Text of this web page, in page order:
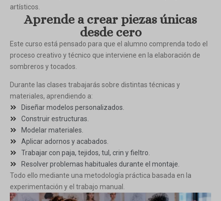
artísticos.
Aprende a crear piezas únicas
desde cero
Este curso está pensado para que el alumno comprenda todo el
proceso creativo y técnico que interviene en la elaboración de
sombreros y tocados.
Durante las clases trabajarás sobre distintas técnicas y
materiales, aprendiendo a:
Diseñar modelos personalizados.
Construir estructuras.
Modelar materiales.
Aplicar adornos y acabados.
Trabajar con paja, tejidos, tul, crin y fieltro.
Resolver problemas habituales durante el montaje.
Todo ello mediante una metodología práctica basada en la
experimentación y el trabajo manual.